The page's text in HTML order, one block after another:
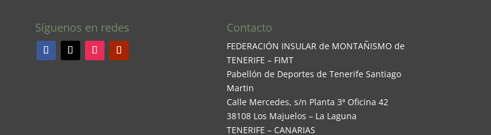
Síguenos en redes Contacto
FEDERACIÓN INSULAR de MONTAÑISMO de
TENERIFE – FIMT
Pabellón de Deportes de Tenerife Santiago
Martin
Calle Mercedes, s/n Planta 3ª Oficina 42
38108 Los Majuelos – La Laguna
TENERIFE – CANARIAS